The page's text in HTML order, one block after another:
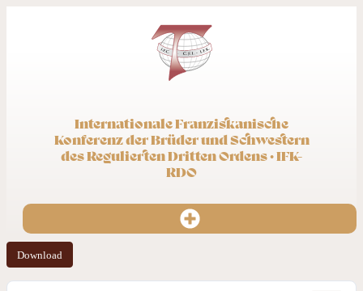
Internationale Franziskanische
Konferenz der Brüder und Schwestern
des Regulierten Dritten Ordens · IFK-
RDO
Download